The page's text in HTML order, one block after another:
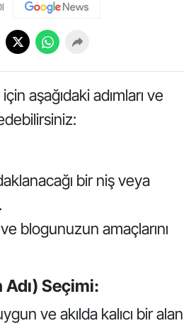
aşağıdaki adımları ve
bir niş veya
blogunuzun amaçlarını
Seçimi:
ve akılda kalıcı bir alan